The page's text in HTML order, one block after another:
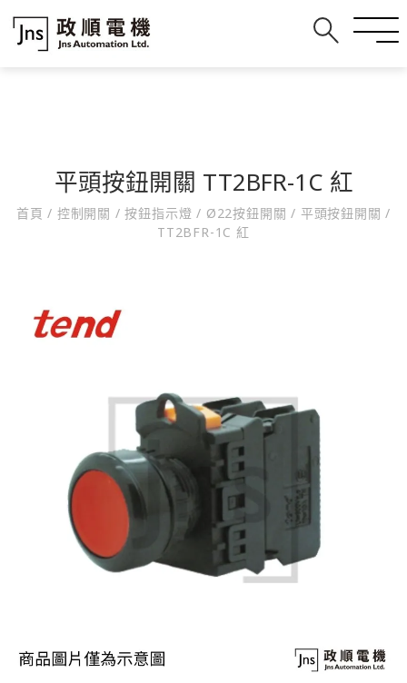
平頭按鈕開關 TT2BFR-1C 紅
首頁/ 控制開關 / 按鈕指示燈/ Ø22按鈕開關/ 平頭按鈕開關/
TT2BFR-1C 紅